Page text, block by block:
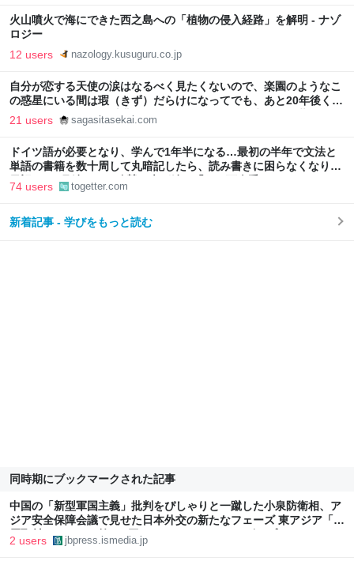
火山噴火で海にできた西之島への「植物の侵入経路」を解明 - ナゾ
ロジー
12 users nazology.kusuguru.co.jp
自分が恋する天使の涙はなるべく見たくないので、楽園のようなこ
の惑星にいる間は瑕（きず）だらけになってでも、あと20年後くら
いまでは頑張ろうと香港でぼんやり思ったこと - 失われた世界を探
21 users sagasitasekai.com
ドイツ語が必要となり、学んで1年半になる…最初の半年で文法と
単語の書籍を数十周して丸暗記したら、読み書きに困らなくなり、
日記も8ヶ月続けた→称賛の声が続々「なお万人受けではない」
74 users togetter.com
新着記事 - 学びをもっと読む
同時期にブックマークされた記事
中国の「新型軍国主義」批判をぴしゃりと一蹴した小泉防衛相、ア
ジア安全保障会議で見せた日本外交の新たなフェーズ 東アジア「深
層取材ノート」（第331回） | JBpress (ジェイビープレス)
2 users jbpress.ismedia.jp